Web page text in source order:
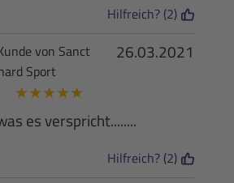
Hilfreich? (2)
26.03.2021
von Sanct
Sport
★★★★★
es verspricht........
Hilfreich? (2)